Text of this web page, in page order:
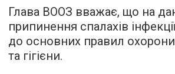
Глава ВООЗ вважає, що на
припинення спалахів
до основних правил охорони
та гігієни.